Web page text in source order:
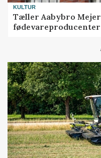
KULTUR
Tæller Aabybro